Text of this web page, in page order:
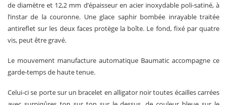
de diamètre et 12,2 mm d’épaisseur en acier inoxydable poli-satiné, à
l’instar de la couronne. Une glace saphir bombée inrayable traitée
antireflet sur les deux faces protège la boîte. Le fond, fixé par quatre
vis, peut être gravé.
Le mouvement manufacture automatique Baumatic accompagne ce
garde-temps de haute tenue.
Celui-ci se porte sur un bracelet en alligator noir toutes écailles carrées